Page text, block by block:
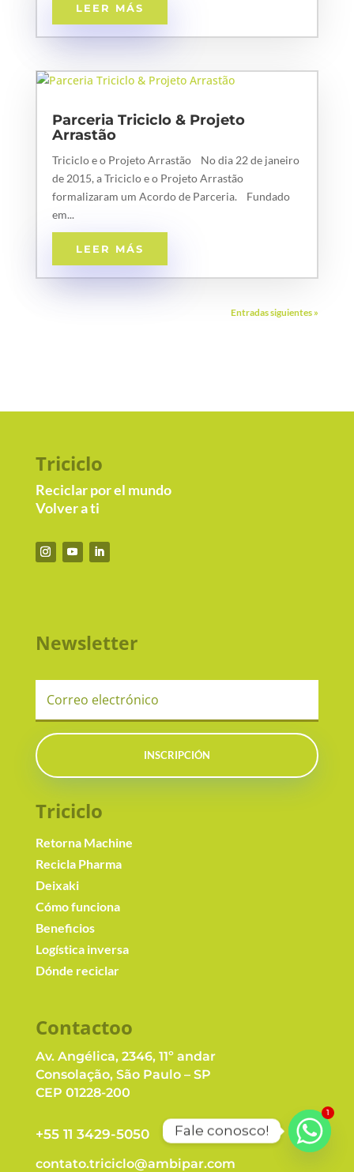
LEER MÁS
Parceria Triciclo & Projeto
Arrastão
Triciclo e o Projeto Arrastão No dia 22 de janeiro
de 2015, a Triciclo e o Projeto Arrastão
formalizaram um Acordo de Parceria. Fundado
em...
LEER MÁS
Entradas siguientes »
Triciclo
Reciclar por el mundo
Volver a ti
Newsletter
INSCRIPCIÓN
Triciclo
Retorna Machine
Recicla Pharma
Deixaki
Cómo funciona
Beneficios
Logística inversa
Dónde reciclar
Contactoo
Av. Angélica, 2346, 11º andar
Consolação, São Paulo – SP
CEP 01228-200
+55 11 3429-5050
contato.triciclo@ambipar.com
1
Fale conosco!